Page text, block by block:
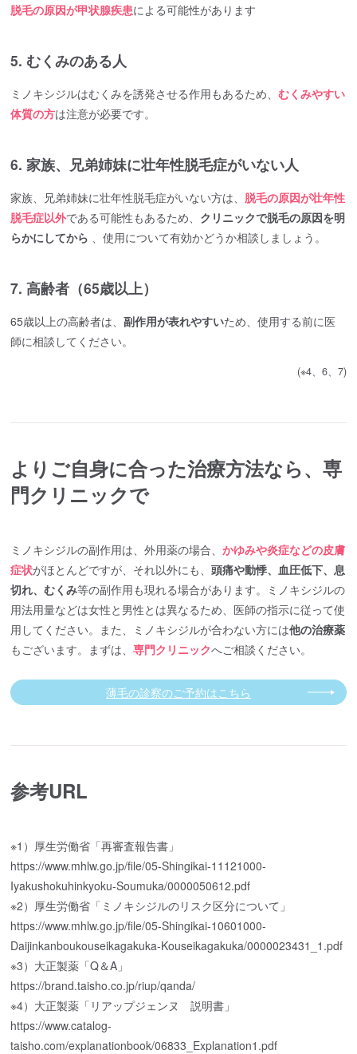
脱毛の原因が甲状腺疾患による可能性があります
5. むくみのある人
ミノキシジルはむくみを誘発させる作用もあるため、むくみやすい
体質の方は注意が必要です。
6. 家族、兄弟姉妹に壮年性脱毛症がいない人
家族、兄弟姉妹に壮年性脱毛症がいない方は、 脱毛の原因が壮年性
脱毛症以外である可能性もあるため、 クリニックで脱毛の原因を明
らかにしてから 、使用について有効かどうか相談しましょう。
7. 高齢者（65歳以上）
65歳以上の高齢者は、副作用が表れやすいため、使用する前に医
師に相談してください。
(※4、6、7)
よりご自身に合った治療方法なら、専
門クリニックで
ミノキシジルの副作用は、外用薬の場合、かゆみや炎症などの皮膚
症状がほとんどですが、それ以外にも、頭痛や動悸、血圧低下、息
切れ、むくみ等の副作用も現れる場合があります。ミノキシジルの
用法用量などは女性と男性とは異なるため、医師の指示に従って使
用してください。また、ミノキシジルが合わない方には他の治療薬
もございます。まずは、専門クリニックへご相談ください。
薄毛の診察のご予約はこちら
参考URL
※1）厚生労働省「再審査報告書」
https://www.mhlw.go.jp/file/05-Shingikai-11121000-
Iyakushokuhinkyoku-Soumuka/0000050612.pdf
※2）厚生労働省「ミノキシジルのリスク区分について」
https://www.mhlw.go.jp/file/05-Shingikai-10601000-
Daijinkanboukouseikagakuka-Kouseikagakuka/0000023431_1.pdf
※3）大正製薬「Q＆A」
https://brand.taisho.co.jp/riup/qanda/
※4）大正製薬「リアップジェンヌ 説明書」
https://www.catalog-
taisho.com/explanationbook/06833_Explanation1.pdf